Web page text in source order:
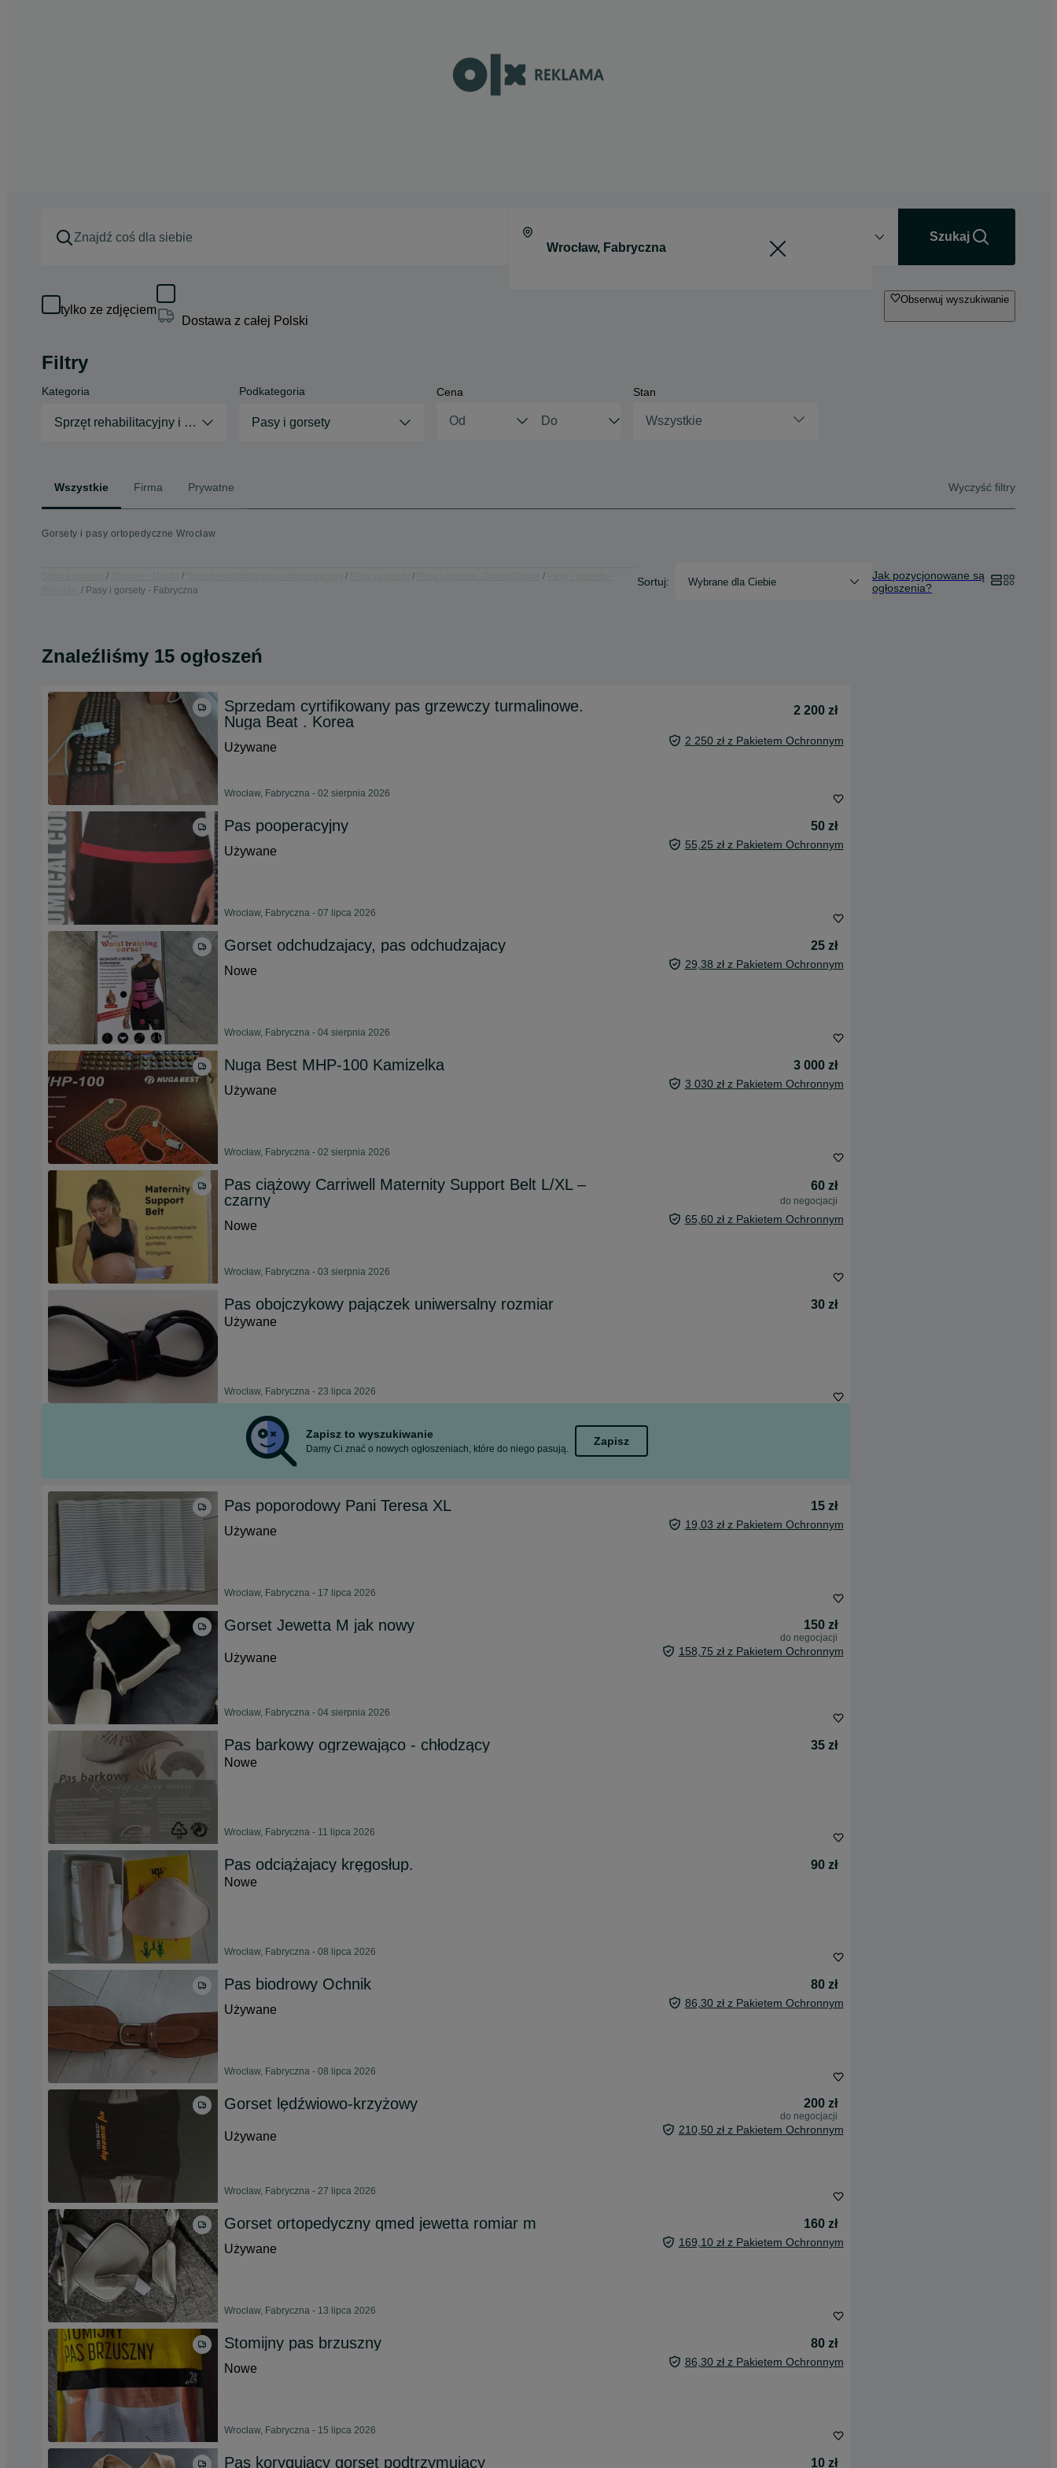
Szukaj
tylko ze zdjęciem
Dostawa z całej Polski
Obserwuj wyszukiwanie
Filtry
Kategoria
Sprzęt rehabilitacyjny i ortopedyczny
Podkategoria
Pasy i gorsety
Cena Stan
Wszystkie
Wszystkie Firma Prywatne Wyczyść filtry
Gorsety i pasy ortopedyczne Wrocław
Pasy i gorsety - Fabryczna
Sortuj: Wybrane dla Ciebie
Jak pozycjonowane są
ogłoszenia?
Znaleźliśmy 15 ogłoszeń
Sprzedam cyrtifikowany pas grzewczy turmalinowe.
Nuga Beat . Korea
2 200 zł
Używane 2 250 zł z Pakietem Ochronnym
Wrocław, Fabryczna - 02 sierpnia 2026
Pas pooperacyjny
50 zł
Używane
55,25 zł z Pakietem Ochronnym
Wrocław, Fabryczna - 07 lipca 2026
Gorset odchudzajacy, pas odchudzajacy
25 zł
Nowe
29,38 zł z Pakietem Ochronnym
Wrocław, Fabryczna - 04 sierpnia 2026
Nuga Best MHP-100 Kamizelka
3 000 zł
Używane
3 030 zł z Pakietem Ochronnym
Wrocław, Fabryczna - 02 sierpnia 2026
Pas ciążowy Carriwell Maternity Support Belt L/XL –
czarny
60 zł
do negocjacji
Nowe 65,60 zł z Pakietem Ochronnym
Wrocław, Fabryczna - 03 sierpnia 2026
Pas obojczykowy pajączek uniwersalny rozmiar
30 zł
Używane
Wrocław, Fabryczna - 23 lipca 2026
Zapisz to wyszukiwanie
Damy Ci znać o nowych ogłoszeniach, które do niego pasują.
Zapisz
Pas poporodowy Pani Teresa XL
15 zł
Używane
19,03 zł z Pakietem Ochronnym
Wrocław, Fabryczna - 17 lipca 2026
Gorset Jewetta M jak nowy 150 zł
do negocjacji
Używane 158,75 zł z Pakietem Ochronnym
Wrocław, Fabryczna - 04 sierpnia 2026
Pas barkowy ogrzewająco - chłodzący
35 zł
Nowe
Wrocław, Fabryczna - 11 lipca 2026
Pas odciążajacy kręgosłup.
90 zł
Nowe
Wrocław, Fabryczna - 08 lipca 2026
Pas biodrowy Ochnik
80 zł
Używane
86,30 zł z Pakietem Ochronnym
Wrocław, Fabryczna - 08 lipca 2026
Gorset lędźwiowo-krzyżowy 200 zł
do negocjacji
Używane 210,50 zł z Pakietem Ochronnym
Wrocław, Fabryczna - 27 lipca 2026
Gorset ortopedyczny qmed jewetta romiar m
160 zł
Używane
169,10 zł z Pakietem Ochronnym
Wrocław, Fabryczna - 13 lipca 2026
Stomijny pas brzuszny
80 zł
Nowe
86,30 zł z Pakietem Ochronnym
Wrocław, Fabryczna - 15 lipca 2026
Pas korygujący gorset podtrzymujący 10 zł